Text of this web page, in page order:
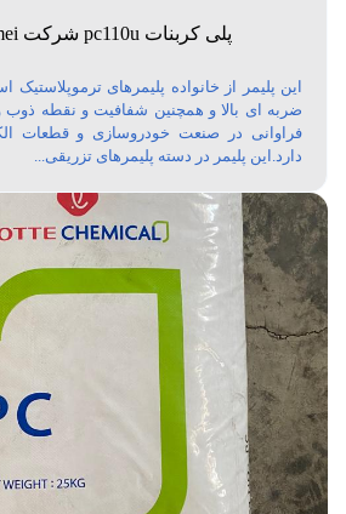
پلی کربنات pc110u شرکت chimei تایوان
این پلیمر از خانواده پلیمرهای
ضربه ای بالا و همچنین شفافیت و نقطه ذوب و
فراوانی در صنعت خودروسازی و قطعات
دارد.این پلیمر در دسته پلیمرهای تزریقی...